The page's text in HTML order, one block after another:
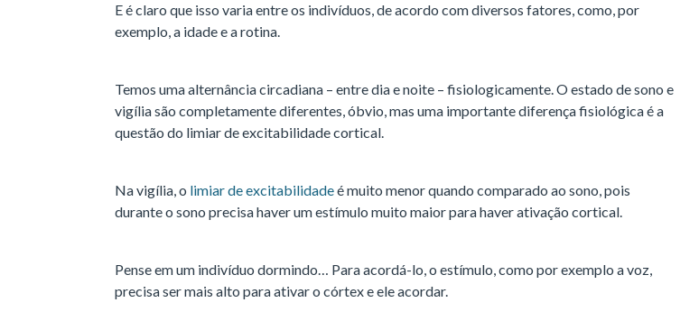
E é claro que isso varia entre os indivíduos, de acordo com diversos fatores, como, por
exemplo, a idade e a rotina.
Temos uma alternância circadiana – entre dia e noite – fisiologicamente. O estado de sono e
vigília são completamente diferentes, óbvio, mas uma importante diferença fisiológica é a
questão do limiar de excitabilidade cortical.
Na vigília, o limiar de excitabilidadeé muito menor quando comparado ao sono, pois
durante o sono precisa haver um estímulo muito maior para haver ativação cortical.
Pense em um indivíduo dormindo… Para acordá-lo, o estímulo, como por exemplo a voz,
precisa ser mais alto para ativar o córtex e ele acordar.